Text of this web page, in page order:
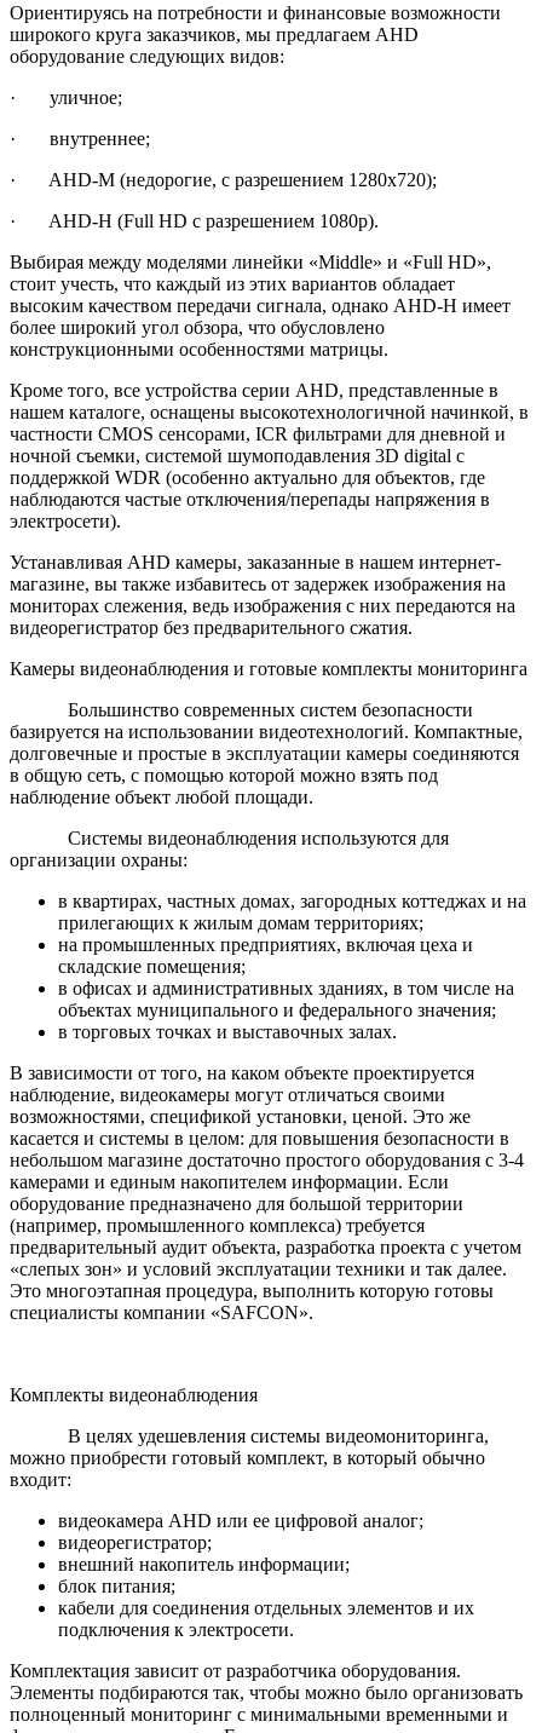
Ориентируясь на потребности и финансовые возможности
широкого круга заказчиков, мы предлагаем AHD
оборудование следующих видов:
· уличное;
· внутреннее;
· AHD-M (недорогие, с разрешением 1280х720);
· AHD-H (Full HD с разрешением 1080р).
Выбирая между моделями линейки «Middle» и «Full HD»,
стоит учесть, что каждый из этих вариантов обладает
высоким качеством передачи сигнала, однако AHD-H имеет
более широкий угол обзора, что обусловлено
конструкционными особенностями матрицы.
Кроме того, все устройства серии AHD, представленные в
нашем каталоге, оснащены высокотехнологичной начинкой, в
частности CMOS сенсорами, ICR фильтрами для дневной и
ночной съемки, системой шумоподавления 3D digital с
поддержкой WDR (особенно актуально для объектов, где
наблюдаются частые отключения/перепады напряжения в
электросети).
Устанавливая AHD камеры, заказанные в нашем интернет-
магазине, вы также избавитесь от задержек изображения на
мониторах слежения, ведь изображения с них передаются на
видеорегистратор без предварительного сжатия.
Камеры видеонаблюдения и готовые комплекты мониторинга
Большинство современных систем безопасности
базируется на использовании видеотехнологий. Компактные,
долговечные и простые в эксплуатации камеры соединяются
в общую сеть, с помощью которой можно взять под
наблюдение объект любой площади.
Системы видеонаблюдения используются для
организации охраны:
в квартирах, частных домах, загородных коттеджах и на
прилегающих к жилым домам территориях;
на промышленных предприятиях, включая цеха и
складские помещения;
в офисах и административных зданиях, в том числе на
объектах муниципального и федерального значения;
в торговых точках и выставочных залах.
В зависимости от того, на каком объекте проектируется
наблюдение, видеокамеры могут отличаться своими
возможностями, спецификой установки, ценой. Это же
касается и системы в целом: для повышения безопасности в
небольшом магазине достаточно простого оборудования с 3-4
камерами и единым накопителем информации. Если
оборудование предназначено для большой территории
(например, промышленного комплекса) требуется
предварительный аудит объекта, разработка проекта с учетом
«слепых зон» и условий эксплуатации техники и так далее.
Это многоэтапная процедура, выполнить которую готовы
специалисты компании «SAFCON».
Комплекты видеонаблюдения
В целях удешевления системы видеомониторинга,
можно приобрести готовый комплект, в который обычно
входит:
видеокамера AHD или ее цифровой аналог;
видеорегистратор;
внешний накопитель информации;
блок питания;
кабели для соединения отдельных элементов и их
подключения к электросети.
Комплектация зависит от разработчика оборудования.
Элементы подбираются так, чтобы можно было организовать
полноценный мониторинг с минимальными временными и